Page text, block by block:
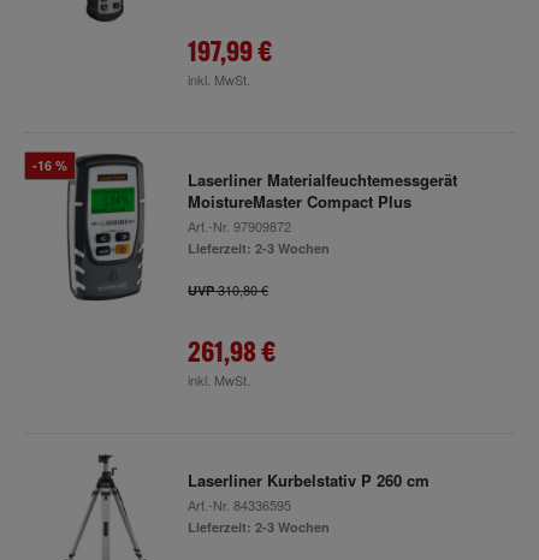
197,99 €
inkl. MwSt.
-16 %
Laserliner Materialfeuchtemessgerät
MoistureMaster Compact Plus
Art.-Nr. 97909872
Lieferzeit: 2-3 Wochen
UVP310,80 €
261,98 €
inkl. MwSt.
Laserliner Kurbelstativ P 260 cm
Art.-Nr. 84336595
Lieferzeit: 2-3 Wochen